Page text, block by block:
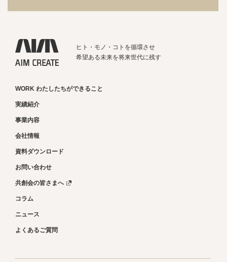
ヒト・モノ・コトを循環させ
希望ある未来を将来世代に残す
WORK わたしたちができること
実績紹介
事業内容
会社情報
資料ダウンロード
お問い合わせ
共創会の皆さまへ
コラム
ニュース
よくあるご質問